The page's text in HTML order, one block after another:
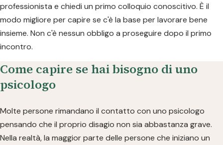
professionista e chiedi un primo colloquio conoscitivo. È il
modo migliore per capire se c'è la base per lavorare bene
insieme. Non c'è nessun obbligo a proseguire dopo il primo
incontro.
Come capire se hai bisogno di uno
psicologo
Molte persone rimandano il contatto con uno psicologo
pensando che il proprio disagio non sia abbastanza grave.
Nella realtà, la maggior parte delle persone che iniziano un